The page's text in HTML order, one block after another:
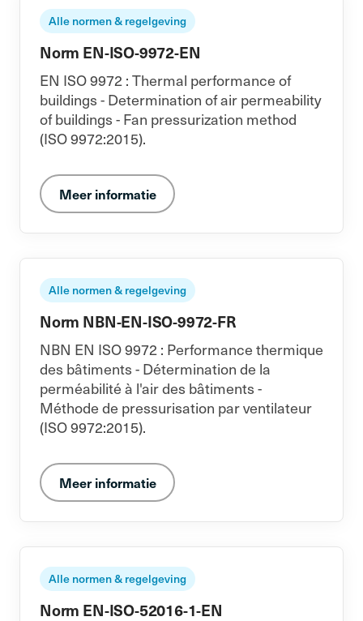
Alle normen & regelgeving
Norm EN-ISO-9972-EN
EN ISO 9972 : Thermal performance of
buildings - Determination of air permeability
of buildings - Fan pressurization method
(ISO 9972:2015).
Meer informatie
Alle normen & regelgeving
Norm NBN-EN-ISO-9972-FR
NBN EN ISO 9972 : Performance thermique
des bâtiments - Détermination de la
perméabilité à l'air des bâtiments -
Méthode de pressurisation par ventilateur
(ISO 9972:2015).
Meer informatie
Alle normen & regelgeving
Norm EN-ISO-52016-1-EN